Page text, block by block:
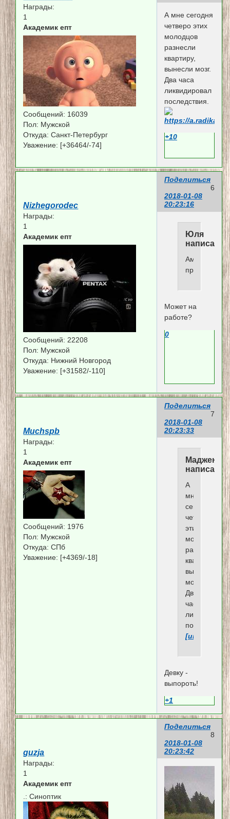
Награды:
1
Академик епт
Сообщений: 16039
Пол: Мужской
Откуда: Санкт-Петербург
Уважение: [+36464/-74]
А мне сегодня
четверо этих
молодцов
разнесли
квартиру,
вынесли мозг.
Два часа
ликвидировал
последствия.
+10
Поделиться
6
2018-01-08
20:23:16
Nizhegorodec
Награды:
1
Академик епт
Сообщений: 22208
Пол: Мужской
Откуда: Нижний Новгород
Уважение: [+31582/-110]
Юля
Ампоша
прогуливает.
Может на
работе?
0
Поделиться
7
2018-01-08
20:23:33
Muchspb
Награды:
1
Академик епт
Сообщений: 1976
Пол: Мужской
Откуда: СПб
Уважение: [+4369/-18]
А
мне
сегодня
четверо
этих
молодцов
разнесли
квартиру,
вынесли
мозг.
Два
часа
последствия.
[url]https://
Девку -
выпороть!
+1
Поделиться
8
2018-01-08
20:23:42
guzja
Награды:
1
Академик епт
.: Синоптик